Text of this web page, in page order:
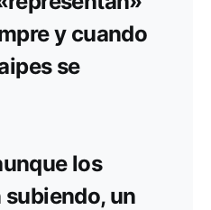
y cuando
se
los
un